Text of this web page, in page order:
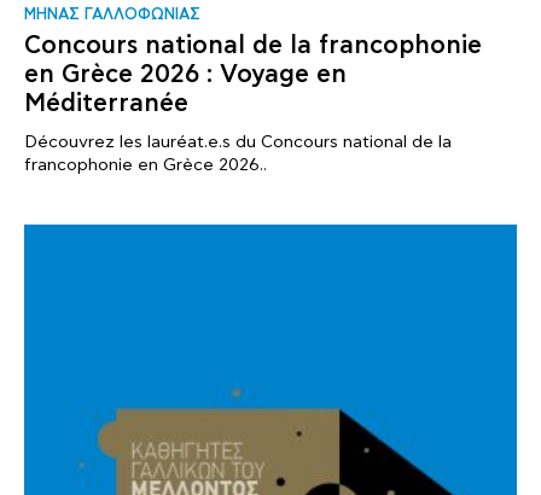
ΜΗΝΑΣ ΓΑΛΛΟΦΩΝΙΑΣ
Concours national de la francophonie
en Grèce 2026 : Voyage en
Méditerranée
Découvrez les lauréat.e.s du Concours national de la
francophonie en Grèce 2026..